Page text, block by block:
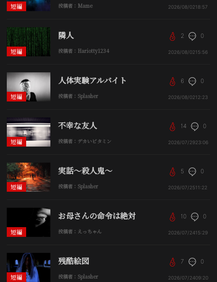
短編 投稿者：Mame 2026/08/0218:57
短編
隣人
投稿者：Hariotty1234
2 0
2026/08/0215:56
短編
人体実験アルバイト
投稿者：Splasher
6 0
2026/08/0212:23
短編
不幸な友人
投稿者：デカいビタミン
14 0
2026/07/2923:06
短編
実話〜殺人鬼〜
投稿者：Splasher
5 0
2026/07/2511:22
短編
お母さんの命令は絶対
投稿者：えっちゃん
10 0
2026/07/2415:29
短編
残酷絵図
投稿者：Splasher
7 0
2026/07/2409:20